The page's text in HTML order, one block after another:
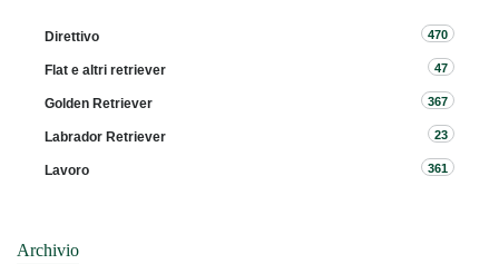
Direttivo 470
Flat e altri retriever 47
Golden Retriever 367
Labrador Retriever 23
Lavoro 361
Archivio